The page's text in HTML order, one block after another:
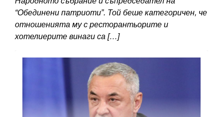
“Обединени патриоти”. Той беше категоричен, че
отношенията му с ресторантьорите и
хотелиерите винаги са […]